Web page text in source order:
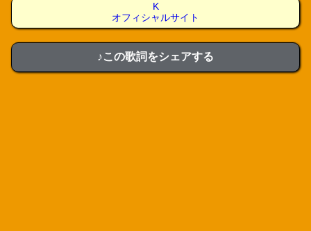
K
オフィシャルサイト
♪この歌詞をシェアする